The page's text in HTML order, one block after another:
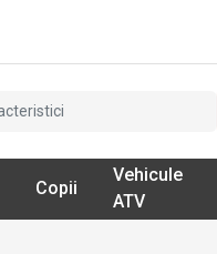
Copii
Vehicule
ATV